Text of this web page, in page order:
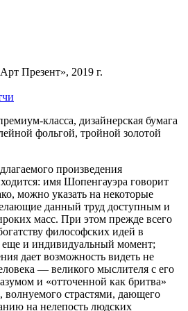
Презент», 2019 г.
класса, дизайнерская бумага
фольгой, тройной золотой
произведения
имя Шопенгауэра говорит
можно указать на некоторые
данный труд доступным и
масс. При этом прежде всего
философских идей в
и индивидуальный момент;
дает возможность видеть не
— великого мыслителя с его
и «отточенной как бритва»
волнуемого страстями, дающего
на нелепость людских